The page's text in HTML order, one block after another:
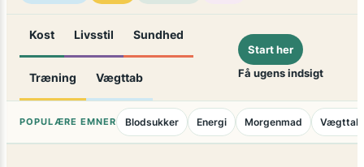
Kost Livsstil Sundhed
Træning Vægttab
Start her
Få ugens indsigt
POPULÆRE EMNER Blodsukker Energi Morgenmad Vægttab